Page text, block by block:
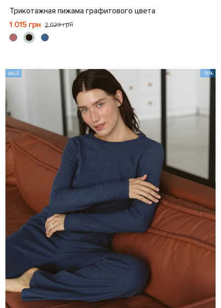
S M L XL
Трикотажная пижама графитового цвета
2 029 грн
1 015 грн